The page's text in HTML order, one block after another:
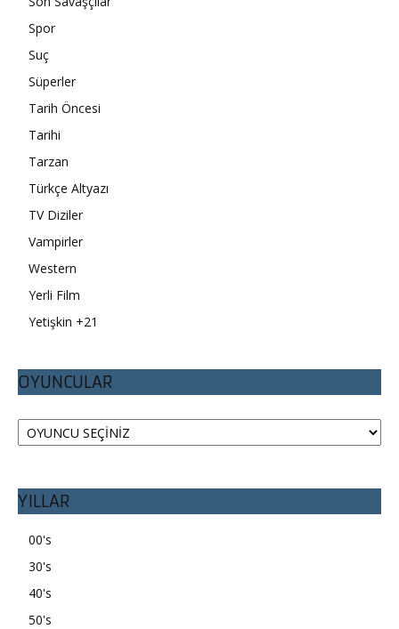
Spor
Suç
Süperler
Tarih Öncesi
Tarihi
Tarzan
Türkçe Altyazı
TV Diziler
Vampirler
Western
Yerli Film
Yetişkin +21
OYUNCULAR
YILLAR
00's
30's
40's
50's